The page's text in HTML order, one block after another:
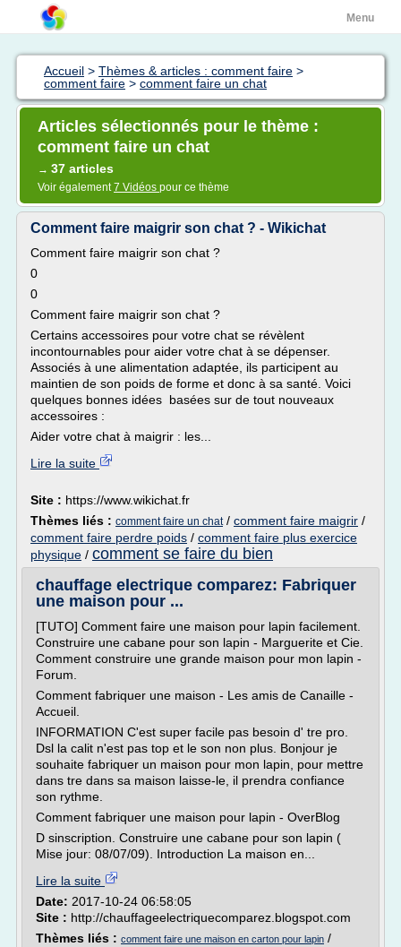
Menu
Accueil > Thèmes & articles : comment faire >
comment faire > comment faire un chat
Articles sélectionnés pour le thème :
comment faire un chat
→ 37 articles
Voir également7 Vidéos pour ce thème
Comment faire maigrir son chat ? - Wikichat
Comment faire maigrir son chat ?
0
0
Comment faire maigrir son chat ?
Certains accessoires pour votre chat se révèlent
incontournables pour aider votre chat à se dépenser.
Associés à une alimentation adaptée, ils participent au
maintien de son poids de forme et donc à sa santé. Voici
quelques bonnes idées basées sur de tout nouveaux
accessoires :
Aider votre chat à maigrir : les...
Lire la suite
Site : https://www.wikichat.fr
Thèmes liés : comment faire un chat/ comment faire maigrir /
comment faire perdre poids / comment faire plus exercice
physique / comment se faire du bien
chauffage electrique comparez: Fabriquer
une maison pour ...
[TUTO] Comment faire une maison pour lapin facilement.
Construire une cabane pour son lapin - Marguerite et Cie.
Comment construire une grande maison pour mon lapin -
Forum.
Comment fabriquer une maison - Les amis de Canaille -
Accueil.
INFORMATION C'est super facile pas besoin d' tre pro.
Dsl la calit n'est pas top et le son non plus. Bonjour je
souhaite fabriquer un maison pour mon lapin, pour mettre
dans tre dans sa maison laisse-le, il prendra confiance
son rythme.
Comment fabriquer une maison pour lapin - OverBlog
D sinscription. Construire une cabane pour son lapin (
Mise jour: 08/07/09). Introduction La maison en...
Lire la suite
Date: 2017-10-24 06:58:05
Site : http://chauffageelectriquecomparez.blogspot.com
Thèmes liés : comment faire une maison en carton pour lapin /